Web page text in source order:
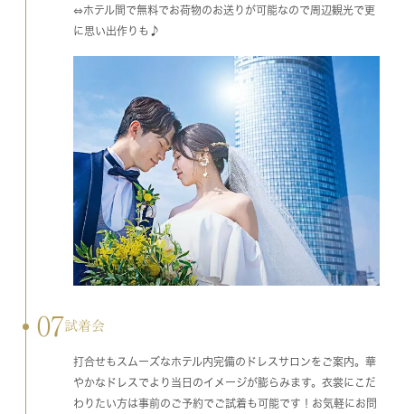
⇔ホテル間で無料でお荷物のお送りが可能なので周辺観光で更
に思い出作りも♪
07試着会
打合せもスムーズなホテル内完備のドレスサロンをご案内。華
やかなドレスでより当日のイメージが膨らみます。衣裳にこだ
わりたい方は事前のご予約でご試着も可能です！お気軽にお問